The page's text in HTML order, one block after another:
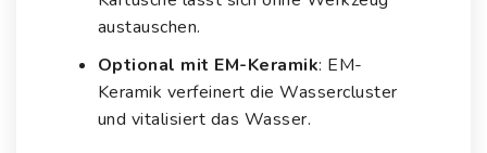
austauschen.
Optional mit EM-Keramik: EM-
Keramik verfeinert die Wassercluster
und vitalisiert das Wasser.